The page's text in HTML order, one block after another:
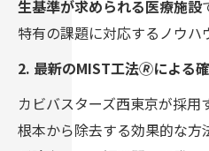
生基準が求められる医療施設
特有の課題に対応するノウハ
2. 最新のMIST工法🄬による
カビバスターズ西東京が採用
根本から除去する効果的な方